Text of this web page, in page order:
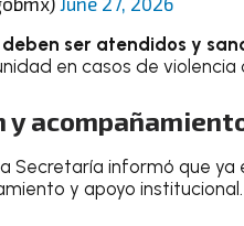
deben ser atendidos y
en casos de violencia
Secretaría informó que
y apoyo institucional.